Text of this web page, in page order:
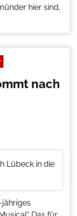
hier sind,
nach
jähriges